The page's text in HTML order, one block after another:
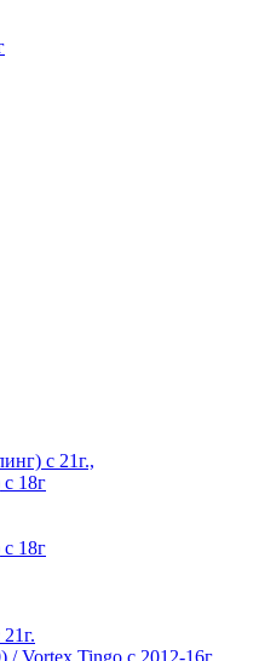
с 21г.,
18г
18г
/ Vortex Tingo с 2012-16г